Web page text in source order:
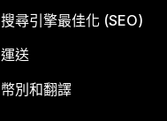
搜尋引擎最佳化 (SEO)
運送
幣別和翻譯